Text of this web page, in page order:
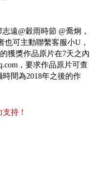
志遠@穀雨時節 @喬炯，
可主動聯繫客服小U，
獲獎作品原片在7天之內
，要求作品原片可查
間為2018年之後的作
持！